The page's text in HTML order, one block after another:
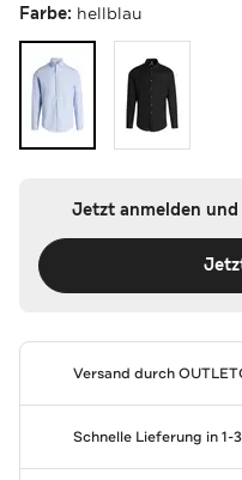
Farbe: hellblau
Jetzt anmelden und
Versand durch
Schnelle Lieferung in 1-